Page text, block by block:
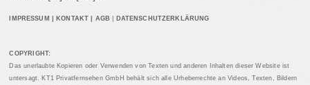
IMPRESSUM KONTAKT AGB DATENSCHUTZERKLÄRUNG
COPYRIGHT:
Das unerlaubte Kopieren oder Verwenden von Texten und anderen Inhalten dieser Website ist
untersagt. KT1 Privatfernsehen GmbH behält sich alle Urheberrechte an Videos, Texten, Bildern